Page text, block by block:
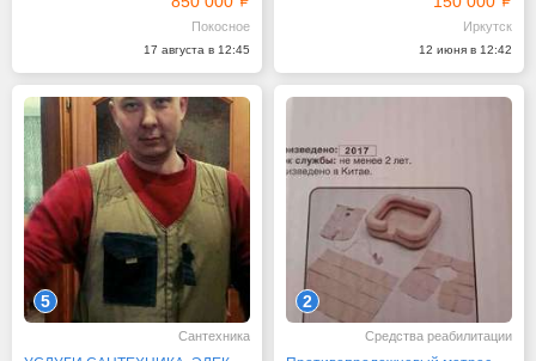
Покосное
17 августа в 12:45
Иркутск
12 июня в 12:42
5
Сантехника
2
Средства реабилитации